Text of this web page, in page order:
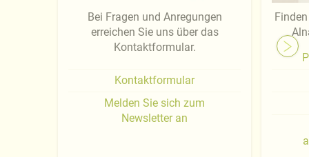
Bei Fragen und Anregungen
erreichen Sie uns über das
Kontaktformular.
Kontaktformular
Melden Sie sich zum
Newsletter an